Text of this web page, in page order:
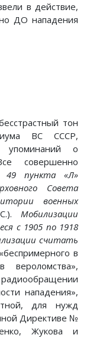
в действие,
ДО нападения
тон
ВС СССР,
упоминаний о
совершенно
49 пункта «Л»
Совета
военных
Мобилизации
с 1905 по 1918
считать
в
вероломства»,
нападения»,
для нужд
Директиве №
Жукова и